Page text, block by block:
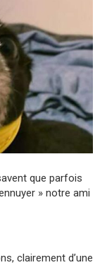
que parfois
» notre ami
clairement d’une